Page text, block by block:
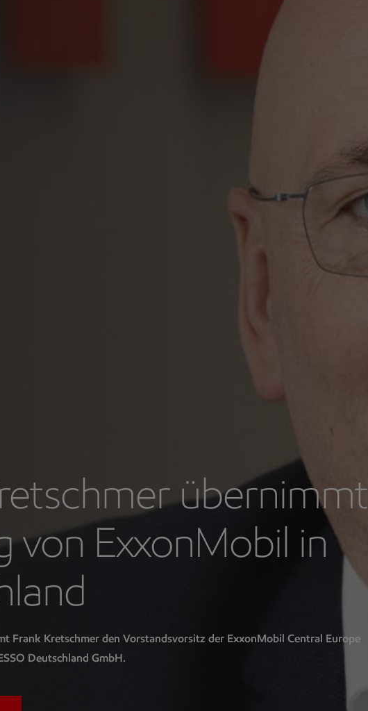
übernimmt
von ExxonMobil in
Frank Kretschmer den Vorstandsvorsitz der ExxonMobil Central Europe
Deutschland GmbH.